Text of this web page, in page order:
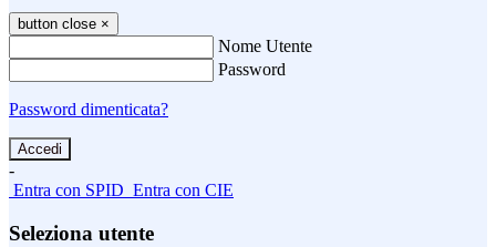
button close ×
Nome Utente
Password
Password dimenticata?
-
Entra con SPID Entra con CIE
Seleziona utente